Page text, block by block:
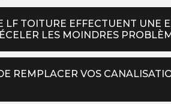
LF TOITURE EFFECTUENT UNE
LES MOINDRES
REMPLACER VOS